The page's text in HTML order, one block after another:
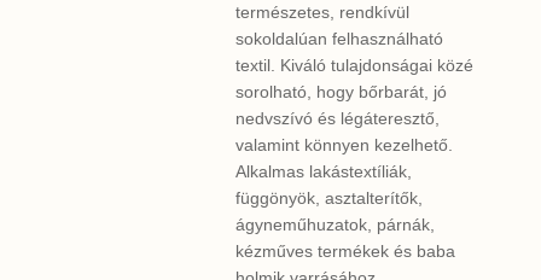
természetes, rendkívül
sokoldalúan felhasználható
textil. Kiváló tulajdonságai közé
sorolható, hogy bőrbarát, jó
nedvszívó és légáteresztő,
valamint könnyen kezelhető.
Alkalmas lakástextíliák,
függönyök, asztalterítők,
ágyneműhuzatok, párnák,
kézműves termékek és baba